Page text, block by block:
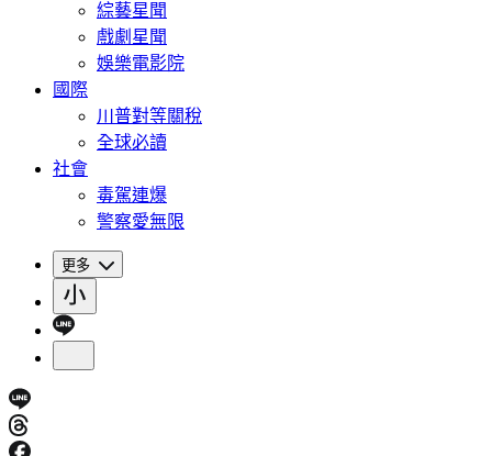
綜藝星聞
戲劇星聞
娛樂電影院
國際
川普對等關稅
全球必讀
社會
毒駕連爆
警察愛無限
更多